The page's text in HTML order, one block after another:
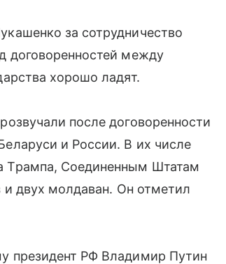
за сотрудничество
договоренностей между
хорошо ладят.
после договоренности
и России. В их числе
Трампа, Соединенным Штатам
и двух молдаван. Он отметил
президент РФ Владимир Путин